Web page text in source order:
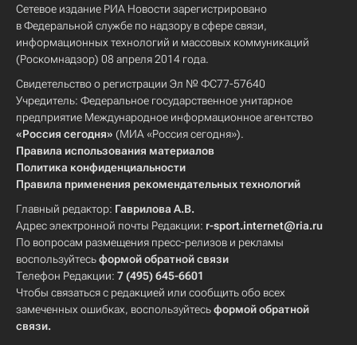
Сетевое издание РИА Новости зарегистрировано
в Федеральной службе по надзору в сфере связи,
информационных технологий и массовых коммуникаций
(Роскомнадзор) 08 апреля 2014 года.
Свидетельство о регистрации Эл № ФС77-57640
Учредитель: Федеральное государственное унитарное
предприятие Международное информационное агентство
«Россия сегодня» (МИА «Россия сегодня»).
Правила использования материалов
Политика конфиденциальности
Правила применения рекомендательных технологий
Главный редактор: Гаврилова А.В.
Адрес электронной почты Редакции: r-sport.internet@ria.ru
По вопросам размещения пресс-релизов и рекламы
воспользуйтесьформой обратной связи
Телефон Редакции: 7 (495) 645-6601
Чтобы связаться с редакцией или сообщить обо всех
замеченных ошибках, воспользуйтесьформой обратной
связи.